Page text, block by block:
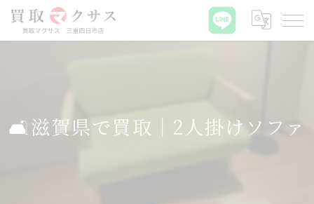
🛋滋賀県で買取｜2人掛けソファ